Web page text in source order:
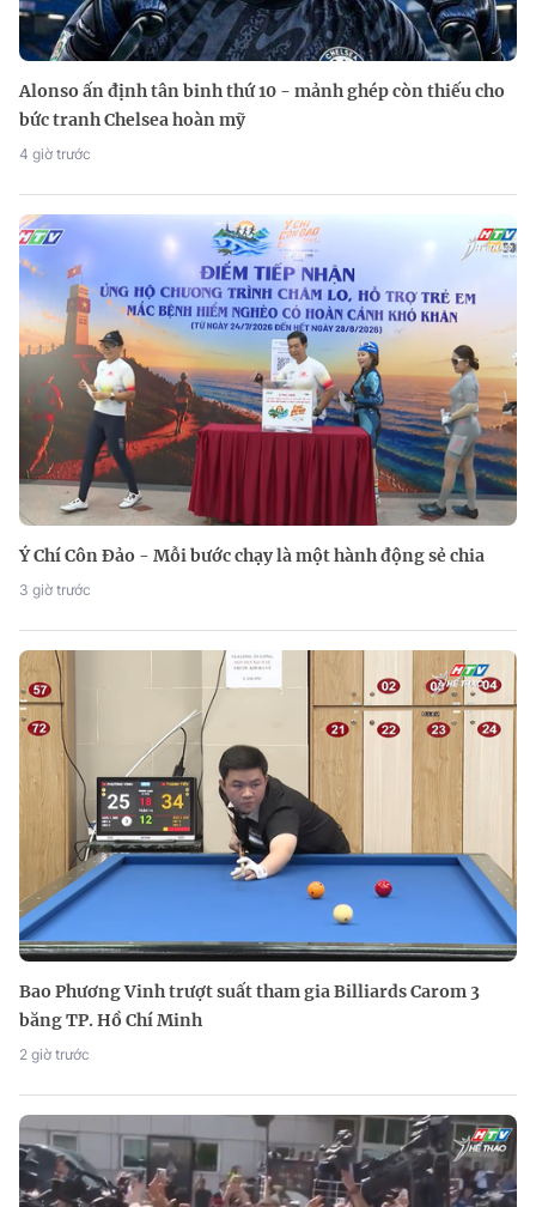
Alonso ấn định tân binh thứ 10 - mảnh ghép còn thiếu cho
bức tranh Chelsea hoàn mỹ
4 giờ trước
Ý Chí Côn Đảo - Mỗi bước chạy là một hành động sẻ chia
3 giờ trước
Bao Phương Vinh trượt suất tham gia Billiards Carom 3
băng TP. Hồ Chí Minh
2 giờ trước